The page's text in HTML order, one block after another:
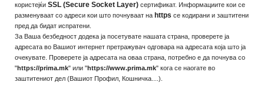
користејќи SSL (Secure Socket Layer) сертификат. Информациите кои се
разменуваат со адреси кои што почнуваат на https се кодирани и заштитени
пред да бидат испратени.
За Ваша безбедност додека ја посетувате нашата страна, проверете ја
адресата во Вашиот интернет претражувач одговара на адресата која што ја
очекувате. Проверете ја адресата на оваа страна, потребно е да почнува со
"https://prima.mk" или "https://www.prima.mk" кога се наогате во
заштитениот дел (Вашиот Профил, Кошничка....).